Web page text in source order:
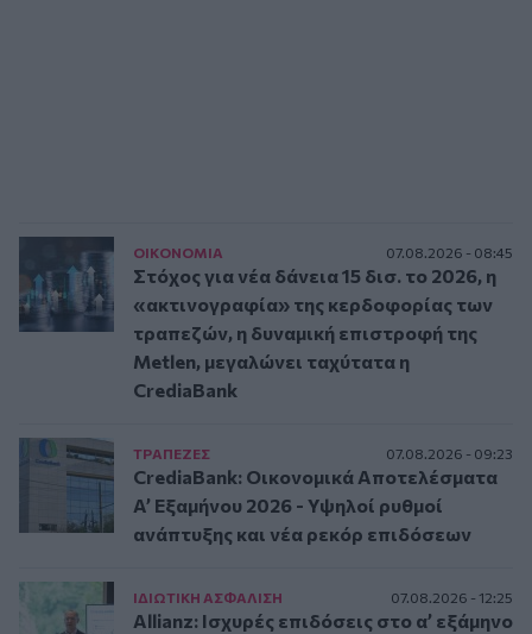
ΟΙΚΟΝΟΜΙΑ 07.08.2026 - 08:45
Στόχος για νέα δάνεια 15 δισ. το 2026, η
«ακτινογραφία» της κερδοφορίας των
τραπεζών, η δυναμική επιστροφή της
Metlen, μεγαλώνει ταχύτατα η
CrediaBank
ΤΡAΠΕΖΕΣ 07.08.2026 - 09:23
CrediaBank: Οικονομικά Αποτελέσματα
A’ Εξαμήνου 2026 - Υψηλοί ρυθμοί
ανάπτυξης και νέα ρεκόρ επιδόσεων
ΙΔΙΩΤΙΚΗ ΑΣΦAΛΙΣΗ 07.08.2026 - 12:25
Allianz: Ισχυρές επιδόσεις στο α’ εξάμηνο